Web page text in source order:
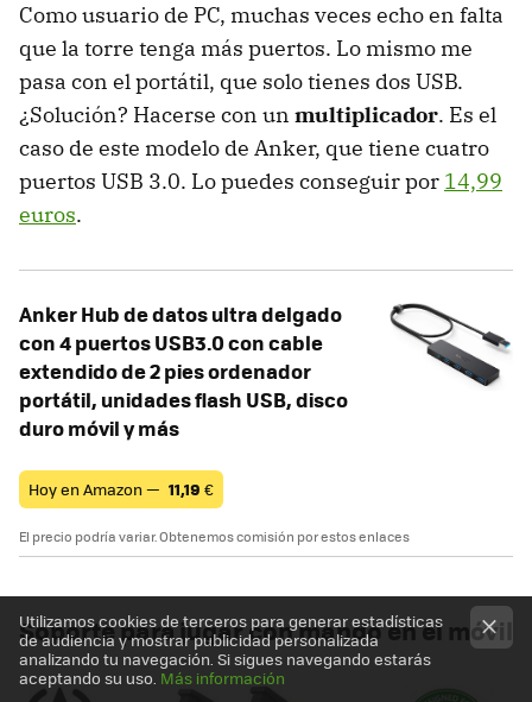
Como usuario de PC, muchas veces echo en falta
que la torre tenga más puertos. Lo mismo me
pasa con el portátil, que solo tienes dos USB.
¿Solución? Hacerse con un multiplicador. Es el
caso de este modelo de Anker, que tiene cuatro
puertos USB 3.0. Lo puedes conseguir por 14,99
euros.
Anker Hub de datos ultra delgado
con 4 puertos USB3.0 con cable
extendido de 2 pies ordenador
portátil, unidades flash USB, disco
duro móvil y más
Hoy en Amazon — 11,19 €
El precio podría variar. Obtenemos comisión por estos enlaces
Soporte para jugar con mando en el móvil
Utilizamos cookies de terceros para generar estadísticas
de audiencia y mostrar publicidad personalizada
analizando tu navegación. Si sigues navegando estarás
aceptando su uso. Más información